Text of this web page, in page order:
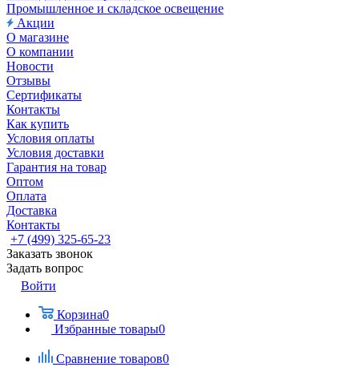
Промышленное и складское освещение
Акции
О магазине
О компании
Новости
Отзывы
Сертификаты
Контакты
Как купить
Условия оплаты
Условия доставки
Гарантия на товар
Оптом
Оплата
Доставка
Контакты
+7 (499) 325-65-23
Заказать звонок
Задать вопрос
Войти
Корзина0
Избранные товары0
Сравнение товаров0